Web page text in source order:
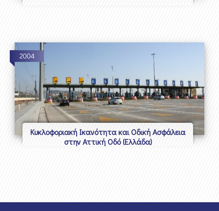
2004
Κυκλοφοριακή Ικανότητα και Οδική Ασφάλεια
στην Αττική Οδό (Ελλάδα)